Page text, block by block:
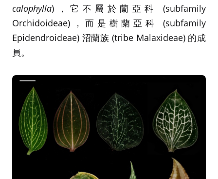
calophylla)，它不屬於蘭亞科 (subfamily
Orchidoideae)，而是樹蘭亞科 (subfamily
Epidendroideae) 沼蘭族 (tribe Malaxideae) 的成
員。